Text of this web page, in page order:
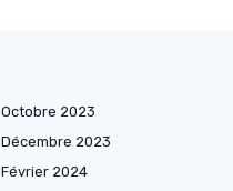
Octobre 2023
Décembre 2023
Février 2024